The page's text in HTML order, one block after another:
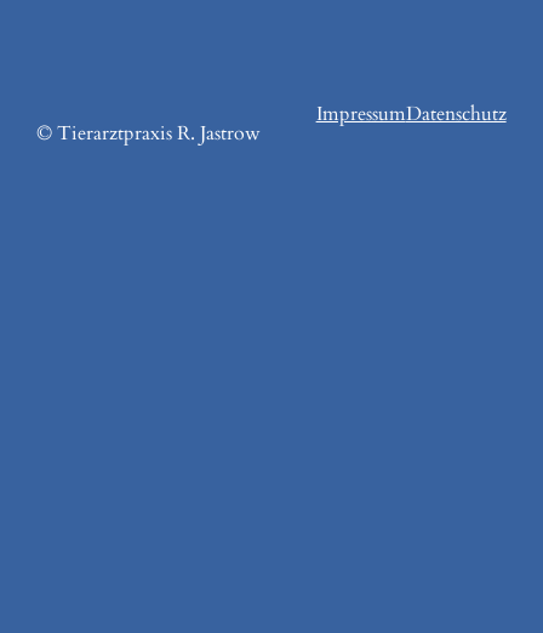
© Tierarztpraxis R. Jastrow
ImpressumDatenschutz